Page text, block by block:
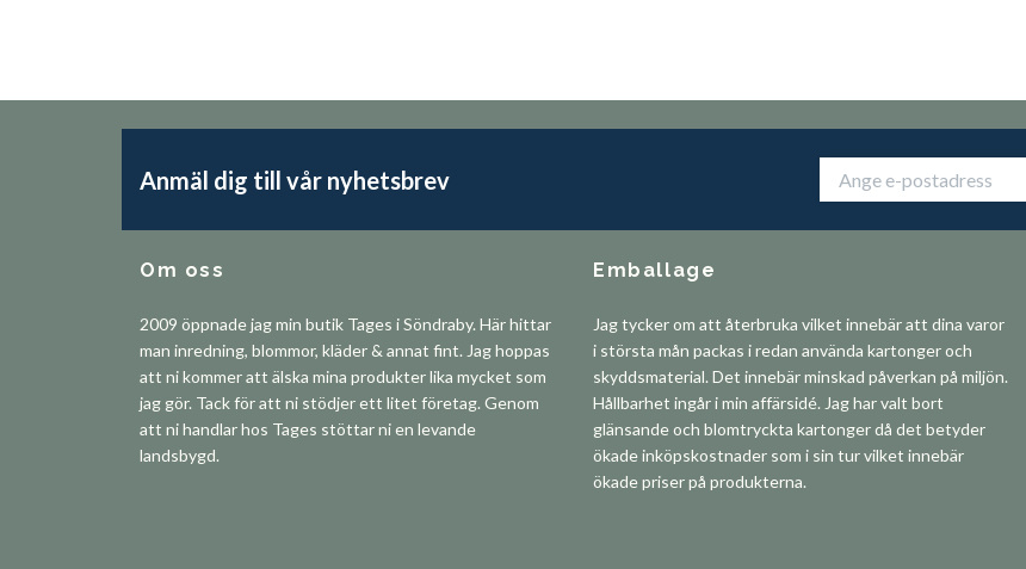
Anmäl dig till vår nyhetsbrev
Om oss
2009 öppnade jag min butik Tages i Söndraby. Här hittar
man inredning, blommor, kläder & annat fint. Jag hoppas
att ni kommer att älska mina produkter lika mycket som
jag gör. Tack för att ni stödjer ett litet företag. Genom
att ni handlar hos Tages stöttar ni en levande
landsbygd.
Emballage
Jag tycker om att återbruka vilket innebär att dina varor
i största mån packas i redan använda kartonger och
skyddsmaterial. Det innebär minskad påverkan på miljön.
Hållbarhet ingår i min affärsidé. Jag har valt bort
glänsande och blomtryckta kartonger då det betyder
ökade inköpskostnader som i sin tur vilket innebär
ökade priser på produkterna.